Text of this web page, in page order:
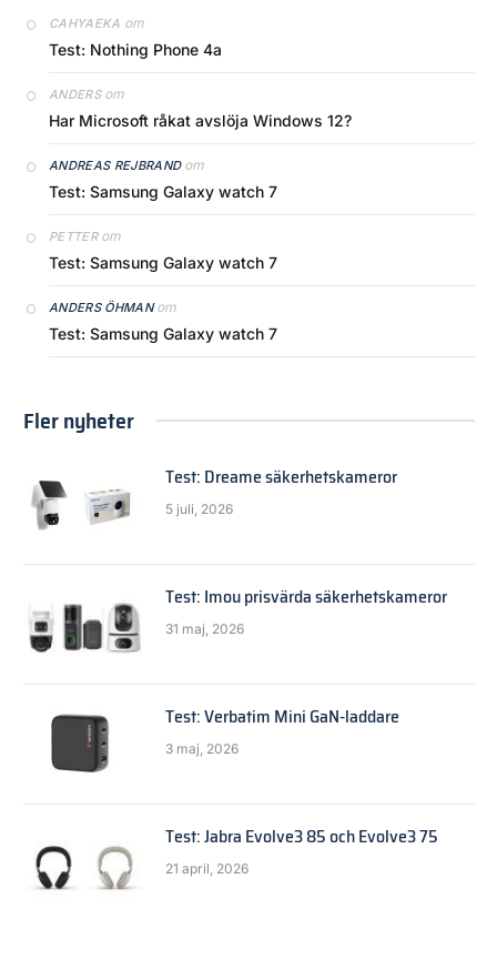
CAHYAEKA om
Test: Nothing Phone 4a
ANDERSom
Har Microsoft råkat avslöja Windows 12?
ANDREAS REJBRANDom
Test: Samsung Galaxy watch 7
PETTERom
Test: Samsung Galaxy watch 7
ANDERS ÖHMANom
Test: Samsung Galaxy watch 7
Fler nyheter
Test: Dreame säkerhetskameror
5 juli, 2026
Test: Imou prisvärda säkerhetskameror
31 maj, 2026
Test: Verbatim Mini GaN-laddare
3 maj, 2026
Test: Jabra Evolve3 85 och Evolve3 75
21 april, 2026